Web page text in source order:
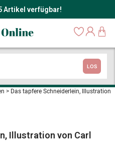
Artikel verfügbar!
LOS
> Das tapfere Schneiderlein, Illustration
Illustration von Carl